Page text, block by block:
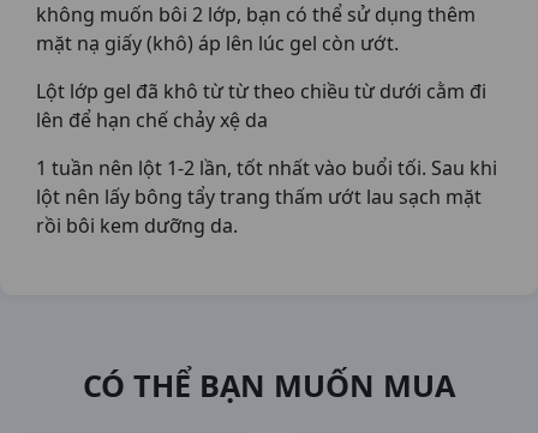
không muốn bôi 2 lớp, bạn có thể sử dụng thêm
mặt nạ giấy (khô) áp lên lúc gel còn ướt.
Lột lớp gel đã khô từ từ theo chiều từ dưới cằm đi
lên để hạn chế chảy xệ da
1 tuần nên lột 1-2 lần, tốt nhất vào buổi tối. Sau khi
lột nên lấy bông tẩy trang thấm ướt lau sạch mặt
rồi bôi kem dưỡng da.
CÓ THỂ BẠN MUỐN MUA